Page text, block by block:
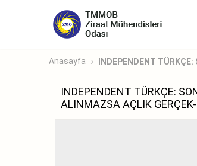
Anasayfa INDEPENDENT
INDEPENDENT TÜRKÇE:
ALINMAZSA AÇLIK